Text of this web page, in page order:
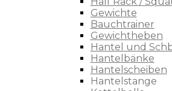
Gewichte
Bauchtrainer
Gewichtheben
Hantel und
Hantelbänke
Hantelscheiben
Hantelstange